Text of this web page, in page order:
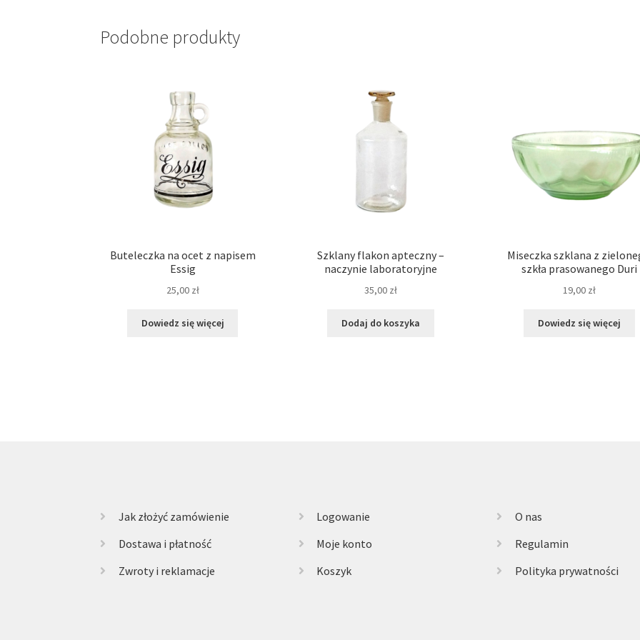
Podobne produkty
Buteleczka na ocet z napisem
Essig
25,00 zł
Dowiedz się więcej
Szklany flakon apteczny –
naczynie laboratoryjne
35,00 zł
Dodaj do koszyka
Miseczka szklana z
szkła prasowanego Duri
19,00 zł
Dowiedz się więcej
Jak złożyć zamówienie
Dostawa i płatność
Zwroty i reklamacje
Logowanie
Moje konto
Koszyk
O nas
Regulamin
Polityka prywatności